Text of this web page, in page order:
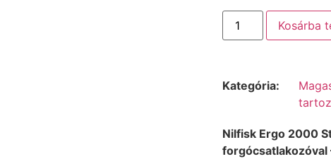
Kosárba
Kategória:
Nilfisk Ergo 2000
forgócsatlakozóval